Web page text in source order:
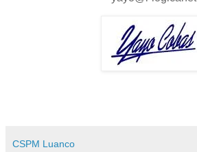
CSPM Luanco